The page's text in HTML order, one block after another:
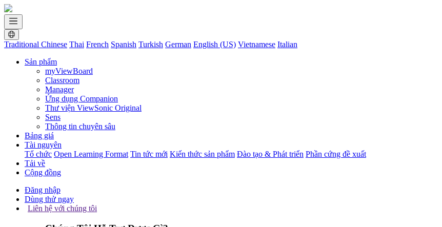
Traditional Chinese Thai French Spanish Turkish German English (US) Vietnamese Italian
Sản phẩm
myViewBoard
Classroom
Manager
Ứng dụng Companion
Thư viện ViewSonic Original
Sens
Thông tin chuyên sâu
Bảng giá
Tài nguyên
Tổ chức Open Learning Format Tin tức mới Kiến thức sản phẩm Đào tạo & Phát triển Phần cứng đề xuất
Tải về
Cộng đồng
Đăng nhập
Dùng thử ngay
Liên hệ với chúng tôi